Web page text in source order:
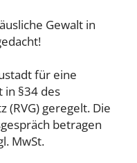
Gewalt in
für eine
in §34 des
(RVG) geregelt. Die
betragen
MwSt.